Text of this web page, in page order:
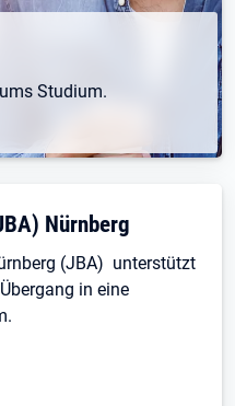
Studium.
Nürnberg
(JBA) unterstützt
in eine